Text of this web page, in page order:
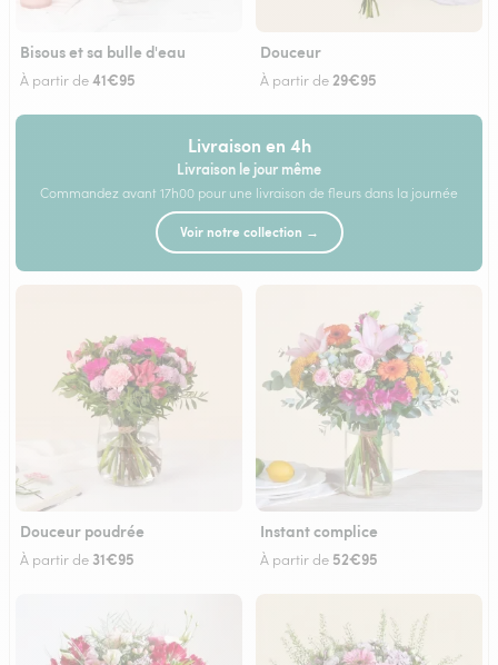
Bisous et sa bulle d'eau
À partir de41€95
Douceur
À partir de 29€95
Livraison en 4h
Livraison le jour même
Commandez avant 17h00 pour une livraison de fleurs dans la journée
Voir notre collection →
Douceur poudrée
À partir de 31€95
Instant complice
À partir de 52€95